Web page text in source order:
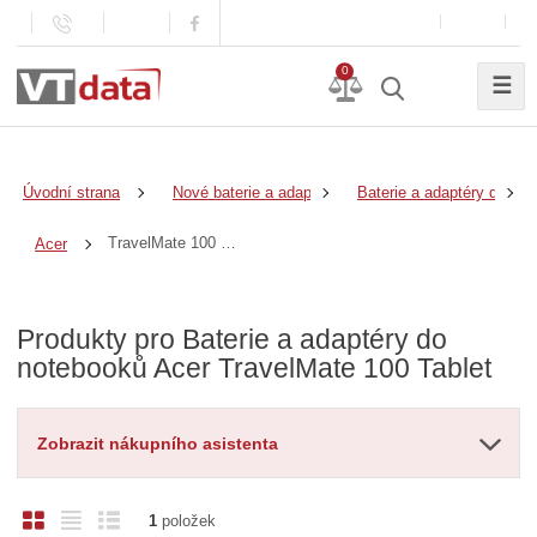
0
☰
Úvodní strana Nové baterie a adaptéry Baterie a adaptéry do
Acer TravelMate 100 Tablet
Produkty pro Baterie a adaptéry do
notebooků Acer TravelMate 100 Tablet
Zobrazit nákupního asistenta
O
Ř
1položek